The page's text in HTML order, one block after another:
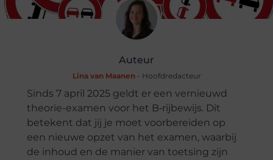
Auteur
Lina van Maanen- Hoofdredacteur
Sinds 7 april 2025 geldt er een vernieuwd
theorie-examen voor het B‑rijbewijs. Dit
betekent dat jij je moet voorbereiden op
een nieuwe opzet van het examen, waarbij
de inhoud en de manier van toetsing zijn